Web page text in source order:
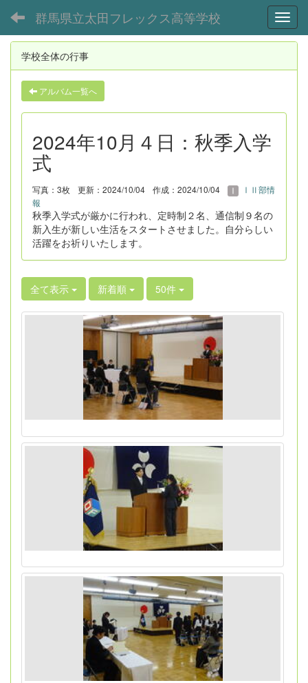
群馬県立太田フレックス高等学校
学校全体の行事
アルバム一覧へ
2024年10月４日：秋季入学
式
写真：3枚 更新：2024/10/04 作成：2024/10/04
ⅠⅡ部情
報
秋季入学式が厳かに行われ、定時制２名、通信制９名の
新入生が新しい生活をスタートさせました。自分らしい
活躍をお祈りいたします。
全て表示 新着順 50件